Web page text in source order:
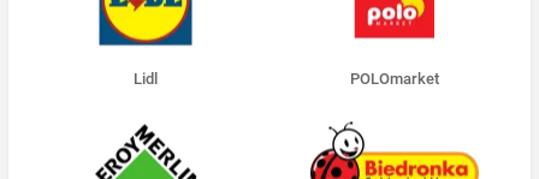
Lidl POLOmarket